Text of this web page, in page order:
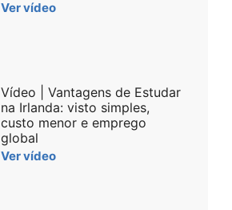
Ver vídeo
Vídeo | Vantagens de Estudar
na Irlanda: visto simples,
custo menor e emprego
global
Ver vídeo